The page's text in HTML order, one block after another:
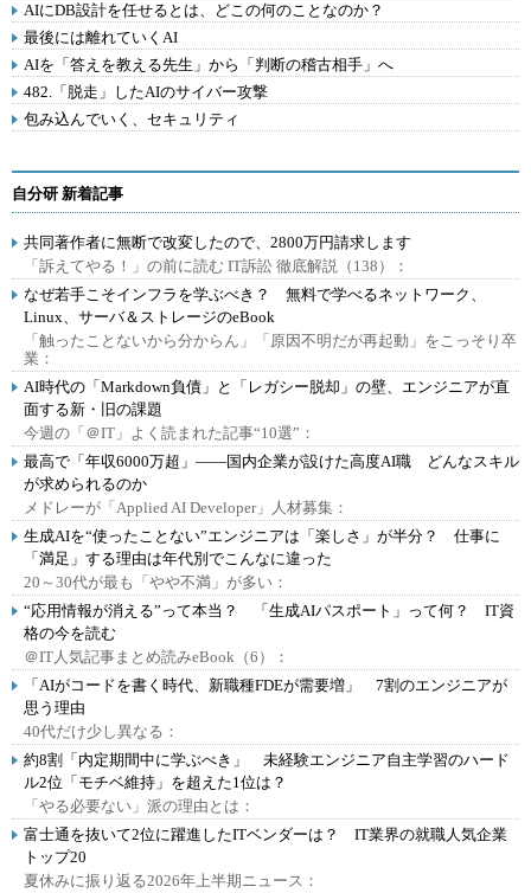
AIにDB設計を任せるとは、どこの何のことなのか？
最後には離れていくAI
AIを「答えを教える先生」から「判断の稽古相手」へ
482.「脱走」したAIのサイバー攻撃
包み込んでいく、セキュリティ
自分研 新着記事
共同著作者に無断で改変したので、2800万円請求します
「訴えてやる！」の前に読む IT訴訟 徹底解説（138）：
なぜ若手こそインフラを学ぶべき？ 無料で学べるネットワーク、
Linux、サーバ＆ストレージのeBook
「触ったことないから分からん」「原因不明だが再起動」をこっそり卒
業：
AI時代の「Markdown負債」と「レガシー脱却」の壁、エンジニアが直
面する新・旧の課題
今週の「＠IT」よく読まれた記事“10選”：
最高で「年収6000万超」――国内企業が設けた高度AI職 どんなスキル
が求められるのか
メドレーが「Applied AI Developer」人材募集：
生成AIを“使ったことない”エンジニアは「楽しさ」が半分？ 仕事に
「満足」する理由は年代別でこんなに違った
20～30代が最も「やや不満」が多い：
“応用情報が消える”って本当？ 「生成AIパスポート」って何？ IT資
格の今を読む
＠IT人気記事まとめ読みeBook（6）：
「AIがコードを書く時代、新職種FDEが需要増」 7割のエンジニアが
思う理由
40代だけ少し異なる：
約8割「内定期間中に学ぶべき」 未経験エンジニア自主学習のハード
ル2位「モチベ維持」を超えた1位は？
「やる必要ない」派の理由とは：
富士通を抜いて2位に躍進したITベンダーは？ IT業界の就職人気企業
トップ20
夏休みに振り返る2026年上半期ニュース：